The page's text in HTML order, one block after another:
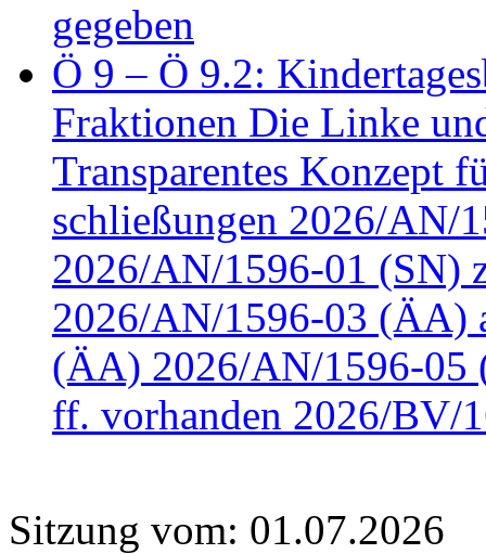
gegeben
Ö 9 – Ö 9.2:
Fraktionen Die Linke
Transparentes Konzept
schließungen 2026/AN/
2026/AN/1596-01 (SN)
2026/AN/1596-03 (ÄA)
(ÄA) 2026/AN/1596-05
ff. vorhanden 2026/BV/
Sitzung vom: 01.07.2026